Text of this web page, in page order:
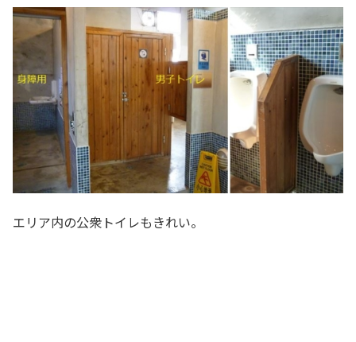
エリア内の公衆トイレもきれい。